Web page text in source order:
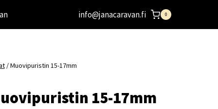
info@janacaravan.fi 0
/Muovipuristin 15-17mm
15-17mm